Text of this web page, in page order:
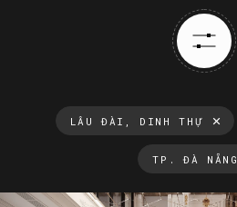
LÂU ĐÀI, DINH THỰ
TP. ĐÀ NẴNG